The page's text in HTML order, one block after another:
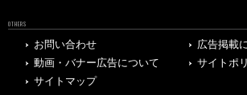
OTHERS
お問い合わせ
広告掲載
動画・バナー広告について
サイトポ
サイトマップ